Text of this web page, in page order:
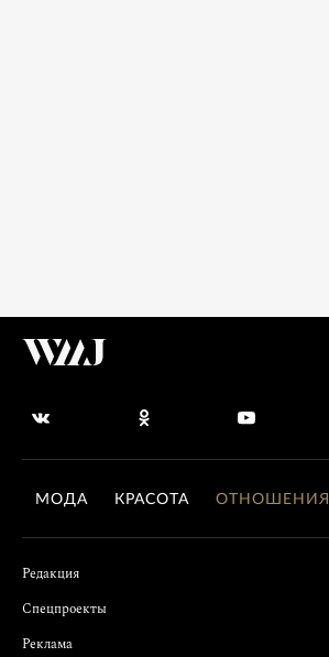
МОДА КРАСОТА ОТНОШЕНИЯ
Редакция
Спецпроекты
Реклама